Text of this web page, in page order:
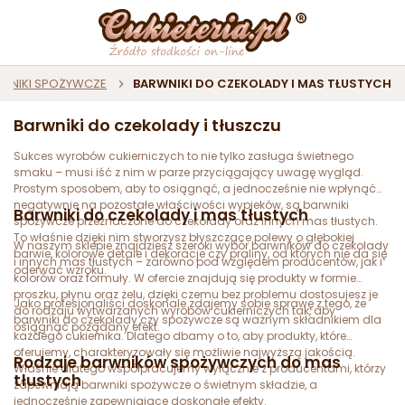
SPOŻYWCZE BARWNIKI DO CZEKOLADY I MAS TŁUSTYCH
Barwniki do czekolady i tłuszczu
Sukces wyrobów cukierniczych to nie tylko zasługa świetnego
smaku – musi iść z nim w parze przyciągający uwagę wygląd.
Prostym sposobem, aby to osiągnąć, a jednocześnie nie wpłynąć
negatywnie na pozostałe właściwości wypieków, są barwniki
spożywcze przeznaczone do czekolady oraz innych mas tłustych.
To właśnie dzięki nim stworzysz błyszczące polewy o głębokiej
barwie, kolorowe detale i dekoracje czy praliny, od których nie da się
oderwać wzroku.
Barwniki do czekolady i mas tłustych
W naszym sklepie znajdziesz szeroki wybór barwników do czekolady
i innych mas tłustych – zarówno pod względem producentów, jak i
kolorów oraz formuły. W ofercie znajdują się produkty w formie
proszku, płynu oraz żelu, dzięki czemu bez problemu dostosujesz je
do rodzaju wytwarzanych wyrobów cukierniczych tak, aby
osiągnąć pożądany efekt.
Jako profesjonaliści doskonale zdajemy sobie sprawę z tego, że
barwniki do czekolady czy spożywcze są ważnym składnikiem dla
każdego cukiernika. Dlatego dbamy o to, aby produkty, które
oferujemy, charakteryzowały się możliwie najwyższą jakością.
Właśnie dlatego współpracujemy wyłącznie z producentami, którzy
zapewniają barwniki spożywcze o świetnym składzie, a
jednocześnie zapewniające doskonałe efekty.
Rodzaje barwników spożywczych do mas
tłustych